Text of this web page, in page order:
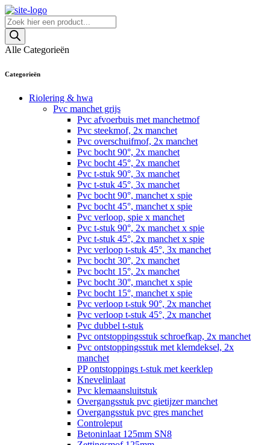
Skip
to
content
Producten
zoeken
Alle Categorieën
Categorieën
Riolering & hwa
Pvc manchet grijs
Pvc afvoerbuis met manchetmof
Pvc steekmof, 2x manchet
Pvc overschuifmof, 2x manchet
Pvc bocht 90°, 2x manchet
Pvc bocht 45°, 2x manchet
Pvc t-stuk 90°, 3x manchet
Pvc t-stuk 45°, 3x manchet
Pvc bocht 90°, manchet x spie
Pvc bocht 45°, manchet x spie
Pvc verloop, spie x manchet
Pvc t-stuk 90°, 2x manchet x spie
Pvc t-stuk 45°, 2x manchet x spie
Pvc verloop t-stuk 45°, 3x manchet
Pvc bocht 30°, 2x manchet
Pvc bocht 15°, 2x manchet
Pvc bocht 30°, manchet x spie
Pvc bocht 15°, manchet x spie
Pvc verloop t-stuk 90°, 2x manchet
Pvc verloop t-stuk 45°, 2x manchet
Pvc dubbel t-stuk
Pvc ontstoppingsstuk schroefkap, 2x manchet
Pvc ontstoppingsstuk met klemdeksel, 2x
manchet
PP ontstoppings t-stuk met keerklep
Knevelinlaat
Pvc klemaansluitstuk
Overgangsstuk pvc gietijzer manchet
Overgangsstuk pvc gres manchet
Controleput
Betoninlaat 125mm SN8